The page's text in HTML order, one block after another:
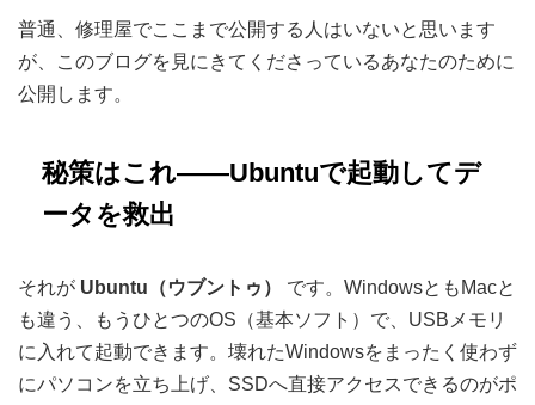
普通、修理屋でここまで公開する人はいないと思います
が、このブログを見にきてくださっているあなたのために
公開します。
秘策はこれ——Ubuntuで起動してデ
ータを救出
それが Ubuntu（ウブントゥ）
です。WindowsともMacと
も違う、もうひとつのOS（基本ソフト）で、USBメモリ
に入れて起動できます。壊れたWindowsをまったく使わず
にパソコンを立ち上げ、SSDへ直接アクセスできるのがポ